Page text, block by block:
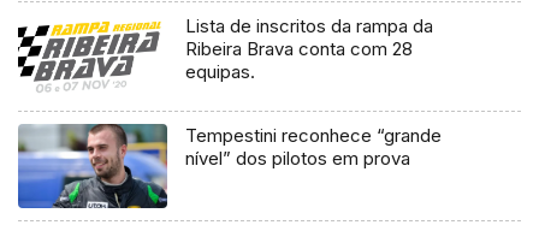
Lista de inscritos da rampa da
Ribeira Brava conta com 28
equipas.
Tempestini reconhece “grande
nível” dos pilotos em prova